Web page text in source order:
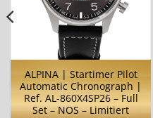
ALPINA | Startimer Pilot
Automatic Chronograph |
Ref. AL-860X4SP26 – Full
Set – NOS – Limitiert